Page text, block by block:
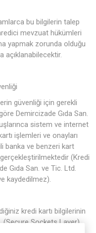
bu bilgilerin talep
mevzuat hükümleri
yapmak zorunda olduğu
açıklanabilecektir.
güvenliği için gerekli
Demircizade Gıda San.
sistem ve internet
işlemleri ve onayları
banka ve benzeri kart
(Kredi
Gıda San. ve Tic. Ltd.
kaydedilmez).
kredi kartı bilgilerinin
(Secure Sockets Layer)